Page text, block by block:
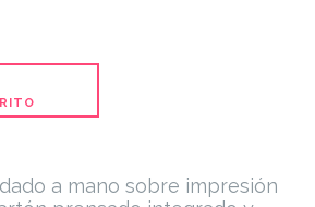
a mano sobre impresión